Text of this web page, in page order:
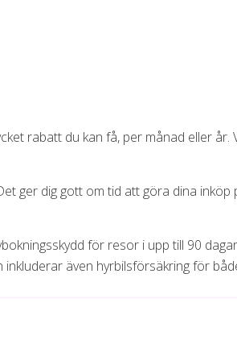
rabatt du kan få, per månad eller år.
ger dig gott om tid att göra dina inköp
för resor i upp till 90
även hyrbilsförsäkring för